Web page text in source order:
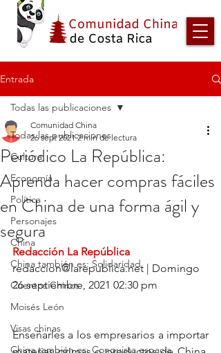
Entrada
Todas las publicaciones
Cultura
Economía
Política
Personajes
China
China también es: Solidaridad
Cuentos Chinos
Moisés León
Visas chinas
China también es: Conquista espacia
Todas las publicaciones
Periódico La República:
Aprenda hacer compras fáciles
en China de una forma ágil y
segura
Comunidad China
26 sept 2021 2 min de lectura
Redacción La República
redaccion@larepublica.net | Domingo
26 septiembre, 2021 02:30 pm
Enseñarles a los empresarios a importar